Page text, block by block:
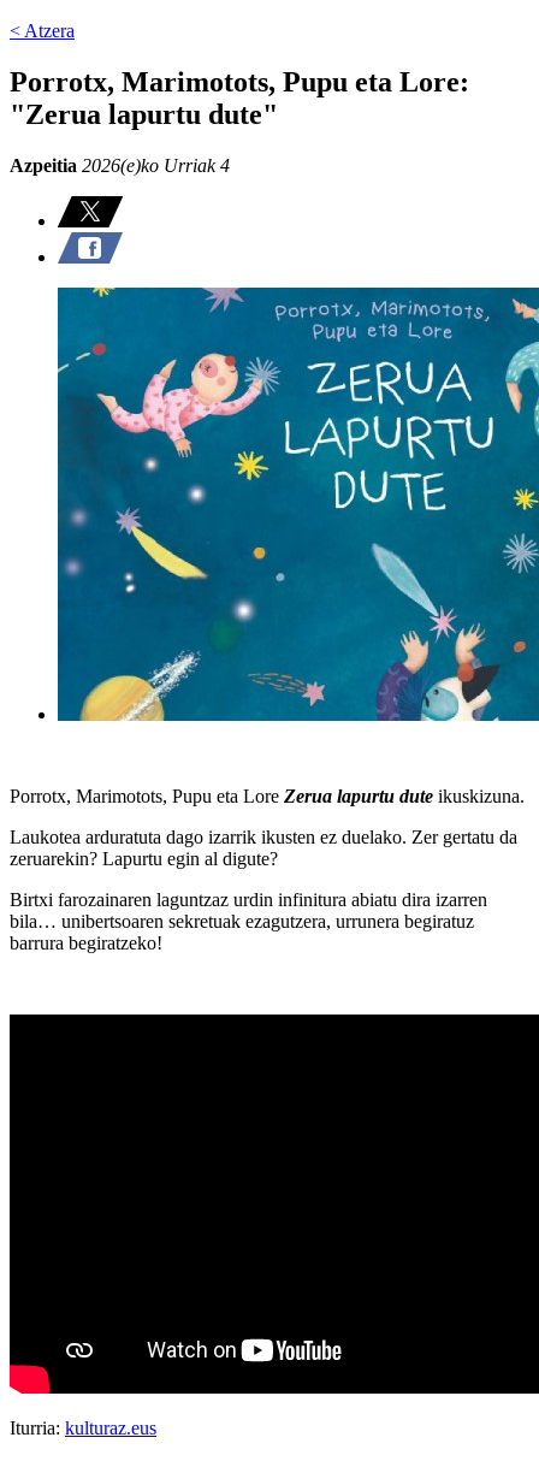
< Atzera
Porrotx, Marimotots, Pupu eta Lore:
"Zerua lapurtu dute"
Azpeitia 2026(e)ko Urriak 4
Porrotx, Marimotots, Pupu eta Lore Zerua lapurtu dute ikuskizuna.
Laukotea arduratuta dago izarrik ikusten ez duelako. Zer gertatu da
zeruarekin? Lapurtu egin al digute?
Birtxi farozainaren laguntzaz urdin infinitura abiatu dira izarren
bila… unibertsoaren sekretuak ezagutzera, urrunera begiratuz
barrura begiratzeko!
Iturria: kulturaz.eus